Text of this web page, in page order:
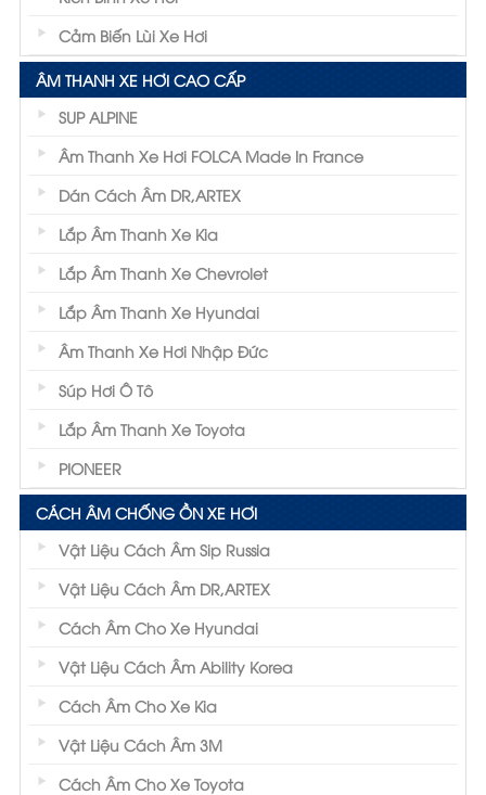
Cảm Biến Lùi Xe Hơi
ÂM THANH XE HƠI CAO CẤP
SUP ALPINE
Âm Thanh Xe Hơi FOLCA Made In France
Dán Cách Âm DR,ARTEX
Lắp Âm Thanh Xe Kia
Lắp Âm Thanh Xe Chevrolet
Lắp Âm Thanh Xe Hyundai
Âm Thanh Xe Hơi Nhập Đức
Súp Hơi Ô Tô
Lắp Âm Thanh Xe Toyota
PIONEER
CÁCH ÂM CHỐNG ỒN XE HƠI
Vật Liệu Cách Âm Sip Russia
Vật Liệu Cách Âm DR,ARTEX
Cách Âm Cho Xe Hyundai
Vật Liệu Cách Âm Ability Korea
Cách Âm Cho Xe Kia
Vật Liệu Cách Âm 3M
Cách Âm Cho Xe Toyota